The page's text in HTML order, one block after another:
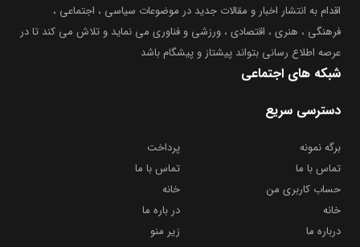
اقدام به انتشار اخبار و مقالات جدید در موضوعات سیاسی ، اجتماعی ،
فرهنگی ، هنری ، اقتصادی ، ورزشی و فناوری می نماید و تلاش می کند تا در
عرصه اطلاع رسانی بتواند پیشتاز و پیشگام باشد
شبکه های اجتماعی
دسترسی سریع
برگه نمونه
پرداخت
تماس با ما
تماس با ما
حساب کاربری من
خانه
خانه
در باره ما
درباره ما
زیر منو